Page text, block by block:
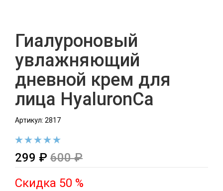
Гиалуроновый
увлажняющий
дневной крем для
лица HyaluronCa
Артикул: 2817
299 ₽ 600 ₽
Скидка 50 %